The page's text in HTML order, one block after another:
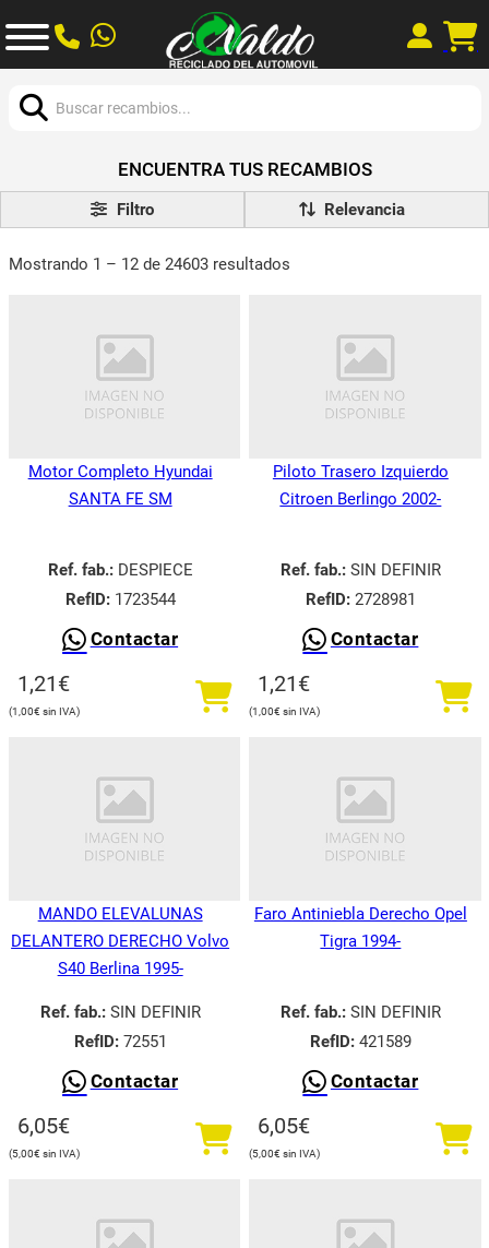
ENCUENTRA TUS RECAMBIOS
Filtro
Mostrando 1 – 12 de 24603 resultados
Motor Completo Hyundai
SANTA FE SM
Ref. fab.:DESPIECE
RefID:1723544
Contactar
1,21€
1,00€
Piloto Trasero Izquierdo
Citroen Berlingo 2002-
Ref. fab.:SIN DEFINIR
RefID:2728981
Contactar
1,21€
1,00€
MANDO ELEVALUNAS
DELANTERO DERECHO Volvo
S40 Berlina 1995-
Ref. fab.:SIN DEFINIR
RefID:72551
Contactar
6,05€
5,00€
Faro Antiniebla Derecho Opel
Tigra 1994-
Ref. fab.:SIN DEFINIR
RefID:421589
Contactar
6,05€
5,00€